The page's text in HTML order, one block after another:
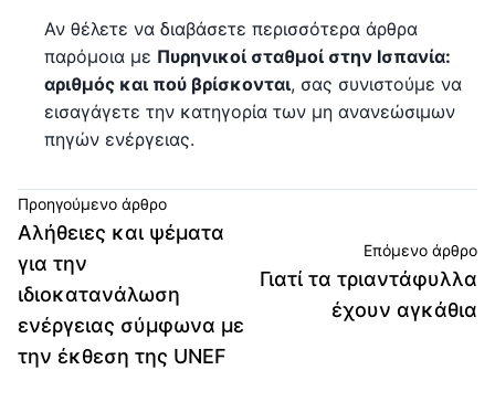
Αν θέλετε να διαβάσετε περισσότερα άρθρα
παρόμοια με Πυρηνικοί σταθμοί στην Ισπανία:
αριθμός και πού βρίσκονται, σας συνιστούμε να
εισαγάγετε την κατηγορία των μη ανανεώσιμων
πηγών ενέργειας.
Προηγούμενο άρθρο
Αλήθειες και ψέματα
για την
ιδιοκατανάλωση
ενέργειας σύμφωνα με
την έκθεση της UNEF
Επόμενο άρθρο
Γιατί τα τριαντάφυλλα
έχουν αγκάθια